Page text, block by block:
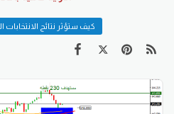
كيف ستؤثر نتائج الانتخابات